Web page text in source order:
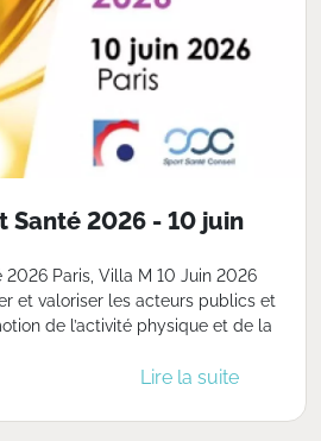
Santé 2026 - 10 juin
2026 Paris, Villa M 10 Juin 2026
et valoriser les acteurs publics et
de l’activité physique et de la
Lire la suite